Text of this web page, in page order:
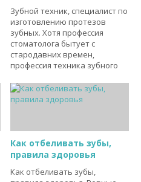
Зубной техник, специалист по
изготовлению протезов
зубных. Хотя профессия
стоматолога бытует с
стародавних времен,
профессия техника зубного
Как отбеливать зубы,
правила здоровья
Как отбеливать зубы,